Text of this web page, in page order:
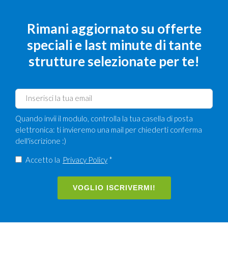
Rimani aggiornato su offerte
speciali e last minute di tante
strutture selezionate per te!
Quando invii il modulo, controlla la tua casella di posta
elettronica: ti invieremo una mail per chiederti conferma
dell'iscrizione :)
Accetto la Privacy Policy *
VOGLIO ISCRIVERMI!